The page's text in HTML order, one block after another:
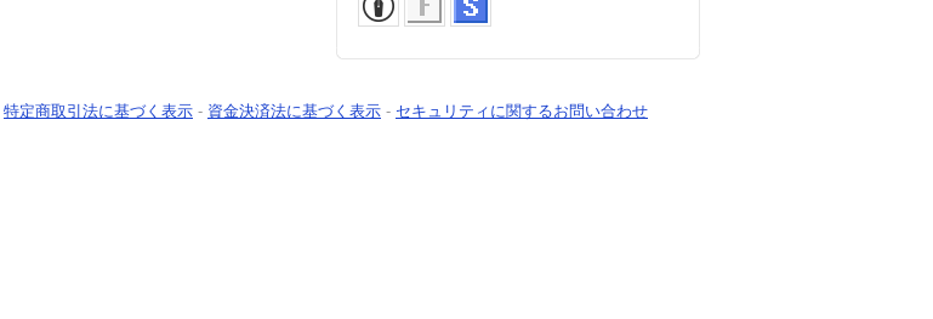
特定商取引法に基づく表示 - 資金決済法に基づく表示 - セキュリティに関するお問い合わせ